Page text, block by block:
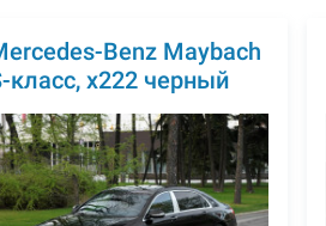
Benz Maybach
класс, x222 черный